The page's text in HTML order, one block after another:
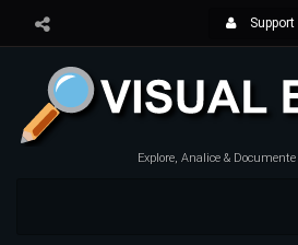
Explore, Analice &